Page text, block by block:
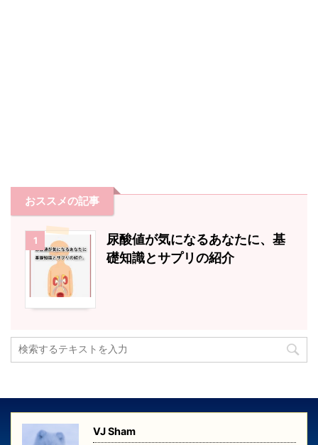
おススメの記事
1
尿酸値が気になるあなたに、基
礎知識とサプリの紹介
VJ Sham